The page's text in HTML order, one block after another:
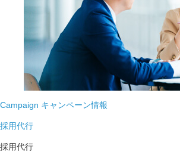
Campaign キャンペーン情報
採用代行
採用代行